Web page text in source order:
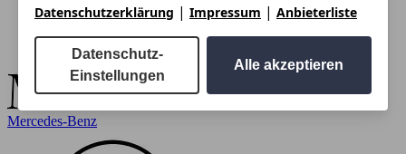
Mercedes-Benz
Datenschutzerklärung | Impressum | Anbieterliste
Datenschutz-
Einstellungen
Alle akzeptieren